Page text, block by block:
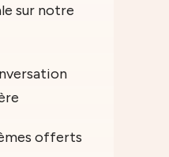
sur notre
offerts